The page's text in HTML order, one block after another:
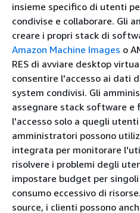
insieme specifico di utenti
condivise e collaborare. Gli
creare i propri stack di
Amazon Machine Images o
RES di avviare desktop
consentire l'accesso ai dati
system condivisi. Gli
assegnare stack software e
l'accesso solo a quegli
amministratori possono
integrata per monitorare
risolvere i problemi degli
impostare budget per
consumo eccessivo di
source, i clienti possono